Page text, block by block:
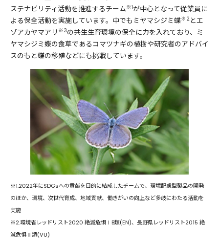
ステナビリティ活動を推進するチーム※1が中心となって従業員に
よる保全活動を実施しています。中でもミヤマシジミ蝶※2とエ
ゾアカヤマアリ ※3の共生生育環境の保全に力を入れており、ミ
ヤマシジミ蝶の食草であるコマツナギの植樹や研究者のアドバイ
スのもと蝶の移殖などにも挑戦しています。
※1.2022年にSDGsへの貢献を目的に結成したチームで、環境配慮型製品の開発
のほか、環境、次世代育成、地域貢献、働きがいの向上など多岐にわたる活動を
実施
※2.環境省レッドリスト2020 絶滅危惧ⅠB類(EN)、⾧野県レッドリスト2015 絶
滅危惧Ⅱ類(VU)